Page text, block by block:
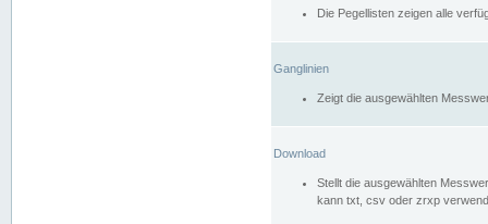
Die Pegellisten zeigen alle
Ganglinien
Zeigt die ausgewählten
Download
Stellt die ausgewählten
kann txt, csv oder zrxp